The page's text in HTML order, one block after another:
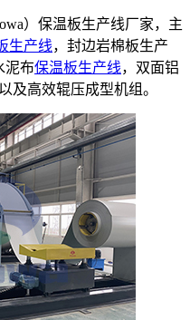
）保温板生产线厂家，主
生产线，封边岩棉板生产
泥布保温板生产线，双面铝
及高效辊压成型机组。